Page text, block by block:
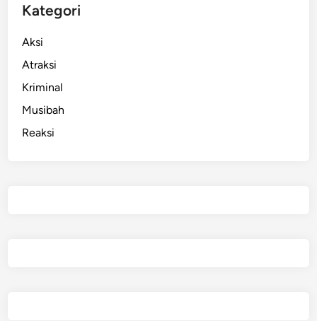
Kategori
Aksi
Atraksi
Kriminal
Musibah
Reaksi